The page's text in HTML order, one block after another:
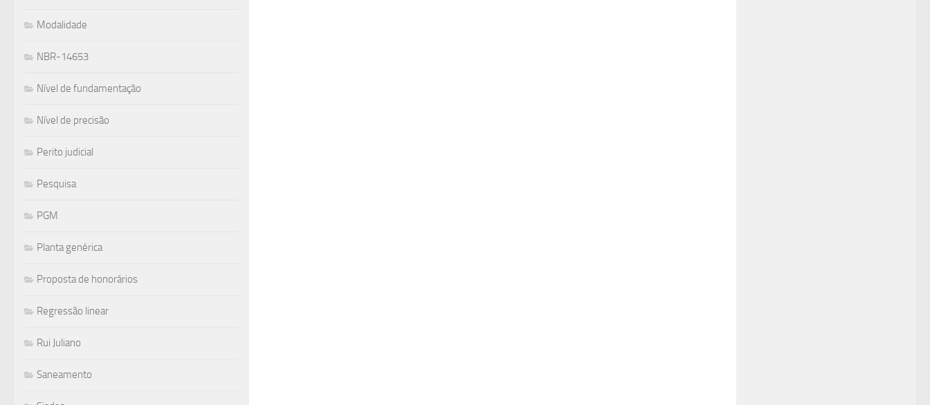
Modalidade
NBR-14653
Nível de fundamentação
Nível de precisão
Perito judicial
Pesquisa
PGM
Planta genérica
Proposta de honorários
Regressão linear
Rui Juliano
Saneamento